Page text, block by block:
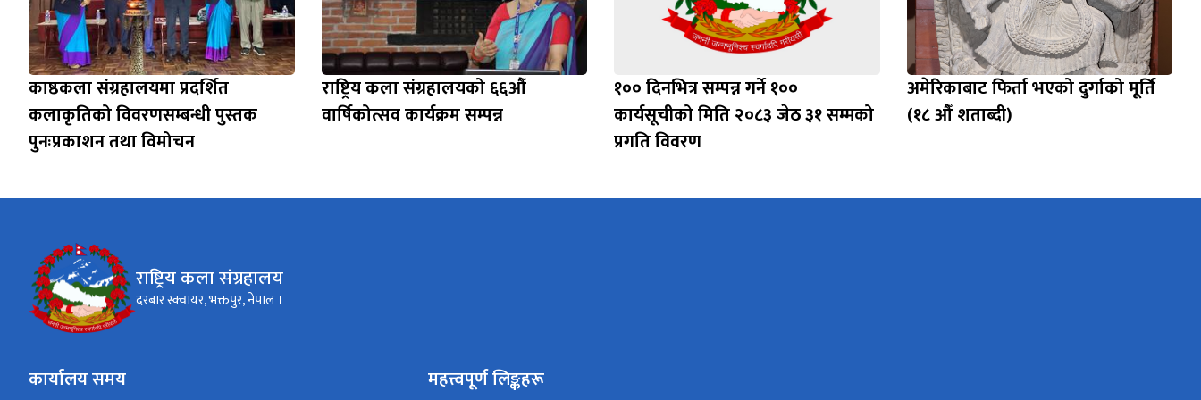
काष्ठकला संग्रहालयमा प्रदर्शित
कलाकृतिको विवरणसम्बन्धी पुस्तक
पुनःप्रकाशन तथा विमोचन
राष्ट्रिय कला संग्रहालयको ६६औँ
वार्षिकोत्सव कार्यक्रम सम्पन्न
१०० दिनभित्र सम्पन्न गर्ने १००
कार्यसूचीको मिति २०८३ जेठ ३१ सम्मको
प्रगति विवरण
अमेरिकाबाट फिर्ता भएको दुर्गाको मूर्ति
(१८ औँ शताब्दी)
राष्ट्रिय कला संग्रहालय
दरबार स्क्वायर, भक्तपुर, नेपाल ।
कार्यालय समय महत्त्वपूर्ण लिङ्कहरू